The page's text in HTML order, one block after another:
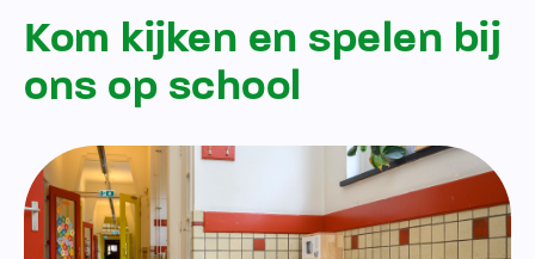
Kom kijken en spelen bij
ons op school